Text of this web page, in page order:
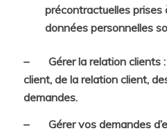
précontractuelles
données personnelles
– Gérer la relation clients :
client, de la relation client,
demandes.
– Gérer vos demandes